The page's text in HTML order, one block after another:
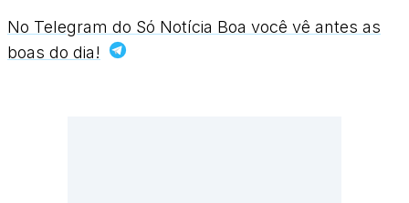
No Telegram do Só Notícia Boa você vê antes as
boas do dia!